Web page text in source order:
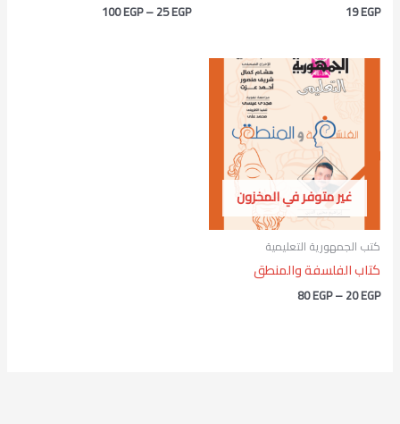
19EGP
25EGP
–
100EGP
غير متوفر في المخزون
كتب الجمهورية التعليمية
كتاب الفلسفة والمنطق
20EGP
–
80EGP
نطاق
السعر:
من
⁦20 EGP⁩
خلال
⁦80 EGP⁩